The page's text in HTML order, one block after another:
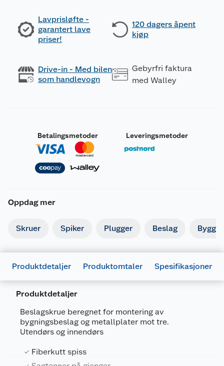
Lavprisløfte -
garantert lave
priser!
120 dagers åpent
kjøp
Drive-in - Med bilen
som handlevogn
Gebyrfri faktura
med Walley
Betalingsmetoder Leveringsmetoder
Oppdag mer
Skruer Spiker Plugger Beslag
Produktdetaljer Produktomtaler Spesifikasjoner
Produktdetaljer
Beslagskrue beregnet for montering av
bygningsbeslag og metallplater mot tre.
Utendørs og innendørs
Fiberkutt spiss
Generelt
Artikkelnummer
Leverandørens artikkelnummer